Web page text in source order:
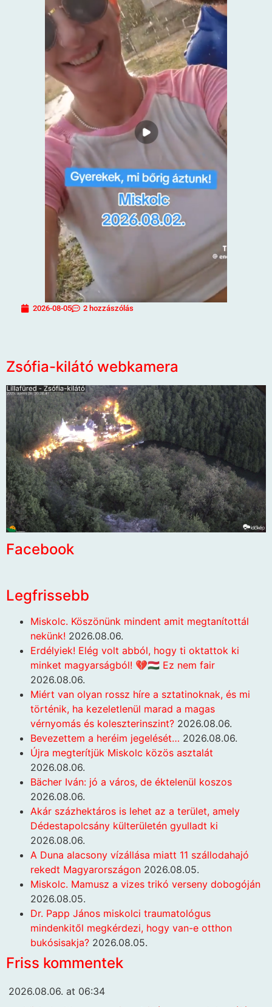
2026-08-05 2 hozzászólás
Zsófia-kilátó webkamera
Facebook
Legfrissebb
Miskolc. Köszönünk mindent amit megtanítottál
nekünk! 2026.08.06.
Erdélyiek! Elég volt abból, hogy ti oktattok ki
minket magyarságból! 💔🇭🇺 Ez nem fair
2026.08.06.
Miért van olyan rossz híre a sztatinoknak, és mi
történik, ha kezeletlenül marad a magas
vérnyomás és koleszterinszint? 2026.08.06.
Bevezettem a heréim jegelését… 2026.08.06.
Újra megterítjük Miskolc közös asztalát
2026.08.06.
Bächer Iván: jó a város, de éktelenül koszos
2026.08.06.
Akár százhektáros is lehet az a terület, amely
Dédestapolcsány külterületén gyulladt ki
2026.08.06.
A Duna alacsony vízállása miatt 11 szállodahajó
rekedt Magyarországon 2026.08.05.
Miskolc. Mamusz a vizes trikó verseny dobogóján
2026.08.05.
Dr. Papp János miskolci traumatológus
mindenkitől megkérdezi, hogy van-e otthon
bukósisakja? 2026.08.05.
Friss kommentek
2026.08.06. at 06:34